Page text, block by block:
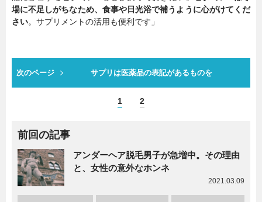
場に不足しがちなため、食事や日光浴で補うように心がけてくだ
さい。サプリメントの活用も便利です」
次のページ サプリは医薬品の表記があるものを
1 2
前回の記事
アンダーヘア脱毛男子が急増中。その理由
と、女性の意外なホンネ
2021.03.09